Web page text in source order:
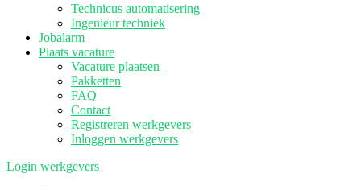
Technicus automatisering
Ingenieur techniek
Jobalarm
Plaats vacature
Vacature plaatsen
Pakketten
FAQ
Contact
Registreren werkgevers
Inloggen werkgevers
Login werkgevers